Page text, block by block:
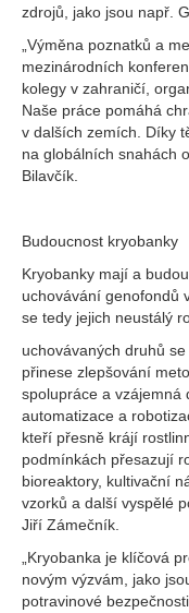
zdrojů, jako jsou např.
„Výměna poznatků a
mezinárodních
kolegy v zahraničí,
Naše práce pomáhá
v dalších zemích. Díky
na globálních snahách
Bilavčík.
Budoucnost kryobanky
Kryobanky mají a
uchovávání genofondů
se tedy jejich neustálý
uchovávaných druhů
přinese zlepšování
spolupráce a vzájemná
automatizace a
kteří přesně krájí
podmínkách přesazují
bioreaktory, kultivační
vzorků a další vyspělé
Jiří Zámečník.
„Kryobanka je klíčová
novým výzvám, jako
potravinové